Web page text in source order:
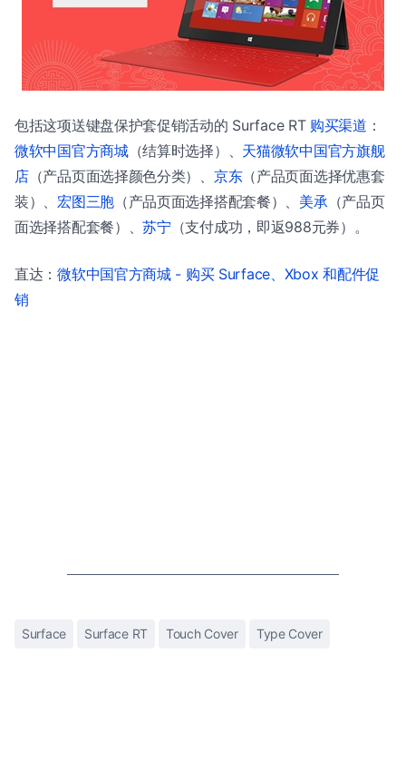
包括这项送键盘保护套促销活动的 Surface RT 购买渠道 ：
微软中国官方商城（结算时选择）、 天猫微软中国官方旗舰
店（产品页面选择颜色分类）、 京东（产品页面选择优惠套
装）、宏图三胞（产品页面选择搭配套餐）、 美承（产品页
面选择搭配套餐）、苏宁（支付成功，即返988元券）。
直达：微软中国官方商城 - 购买 Surface、Xbox 和配件促
销
Surface Surface RT Touch Cover Type Cover